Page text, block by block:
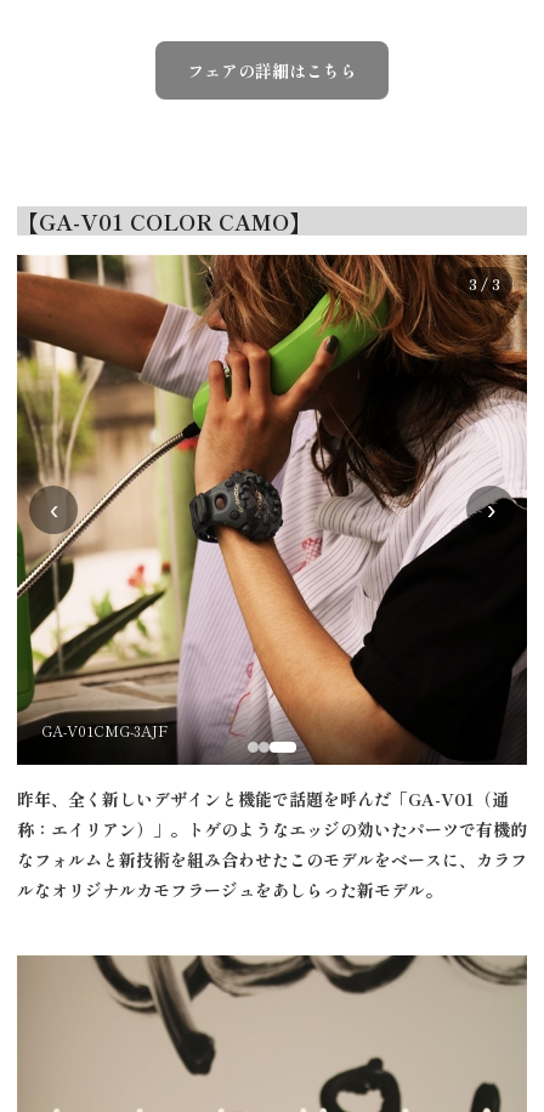
フェアの詳細はこちら
【GA-V01 COLOR CAMO】
GA-V01CMG-3AJF
‹ ›
3 / 3
昨年、全く新しいデザインと機能で話題を呼んだ「GA-V01 （通
称：エイリアン）」。トゲのようなエッジの効いたパーツで有機的
なフォルムと新技術を組み合わせたこのモデルをベースに、カラフ
ルなオリジナルカモフラージュをあしらった新モデル。